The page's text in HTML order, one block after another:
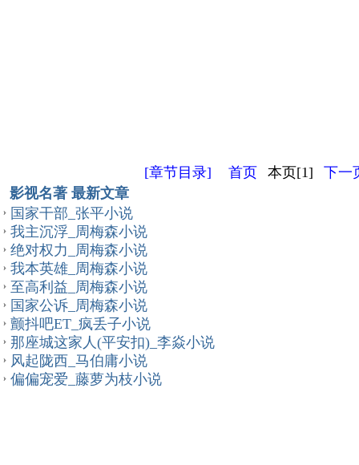
[章节目录] 首页 本页[1]
下一
影视名著 最新文章
国家干部_张平小说
我主沉浮_周梅森小说
绝对权力_周梅森小说
我本英雄_周梅森小说
至高利益_周梅森小说
国家公诉_周梅森小说
颤抖吧ET_疯丢子小说
那座城这家人(平安扣)_李焱小说
风起陇西_马伯庸小说
偏偏宠爱_藤萝为枝小说